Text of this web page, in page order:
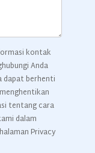
kontak
Anda
dapat berhenti
tentang cara
dalam
Privacy